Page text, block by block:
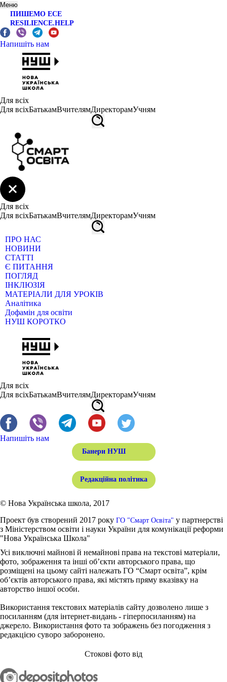
Меню
ПИШЕМО ЕСЕ
RESILIENCE.HELP
Напишіть нам
Для всіх
Для всіхБатькамВчителямДиректорамУчням
Для всіх
Для всіхБатькамВчителямДиректорамУчням
ПРО НАС
НОВИНИ
СТАТТІ
Є ПИТАННЯ
ПОГЛЯД
ІНКЛЮЗІЯ
МАТЕРІАЛИ ДЛЯ УРОКІВ
Аналітика
Дофамін для освіти
НУШ КОРОТКО
Для всіх
Для всіхБатькамВчителямДиректорамУчням
Напишіть нам
Банери НУШ
Редакційна політика
© Нова Українська школа, 2017
Проект був створений 2017 року ГО "Смарт Освіта" у партнерстві
з Міністерством освіти і науки України для комунікації реформи
"Нова Українська Школа"
Усі виключні майнові й немайнові права на текстові матеріали,
фото, зображення та інші об’єкти авторського права, що
розміщені на цьому сайті належать ГО “Смарт освіта”, крім
об’єктів авторського права, які містять пряму вказівку на
авторство іншої особи.
Використання текстових матеріалів сайту дозволено лише з
посиланням (для інтернет-видань - гіперпосиланням) на
джерело. Використання фото та зображень без погодження з
редакцією суворо заборонено.
Стокові фото від